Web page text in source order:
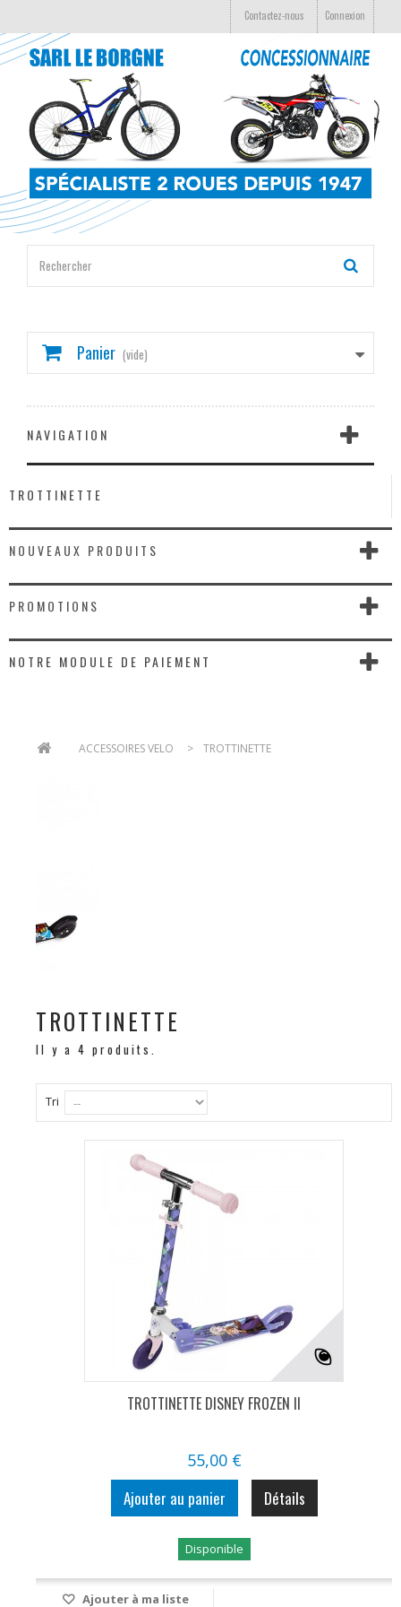
Connexion
Contactez-nous
Panier (vide)
NAVIGATION
TROTTINETTE
NOUVEAUX PRODUITS
PROMOTIONS
NOTRE MODULE DE PAIEMENT
ACCESSOIRES VELO > TROTTINETTE
TROTTINETTE
Il y a 4 produits.
Tri
TROTTINETTE DISNEY FROZEN II
55,00 €
Ajouter au panier Détails
Disponible
Ajouter à ma liste